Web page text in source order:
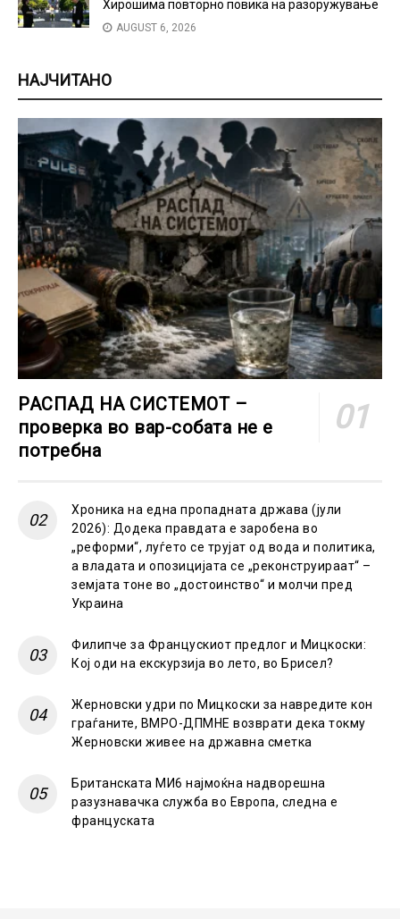
Хирошима повторно повика на разоружување
AUGUST 6, 2026
НАЈЧИТАНО
РАСПАД НА СИСТЕМОТ –
проверка во вар-собата не е
потребна
Хроника на една пропадната држава (јули
2026): Додека правдата е заробена во
„реформи“, луѓето се трујат од вода и политика,
а владата и опозицијата се „реконструираат“ –
земјата тоне во „достоинство“ и молчи пред
Украина
Филипче за Францускиот предлог и Мицкоски:
Кој оди на екскурзија во лето, во Брисел?
Жерновски удри по Мицкоски за навредите кон
граѓаните, ВМРО-ДПМНЕ возврати дека токму
Жерновски живее на државна сметка
Британската МИ6 најмоќна надворешна
разузнавачка служба во Европа, следна е
француската